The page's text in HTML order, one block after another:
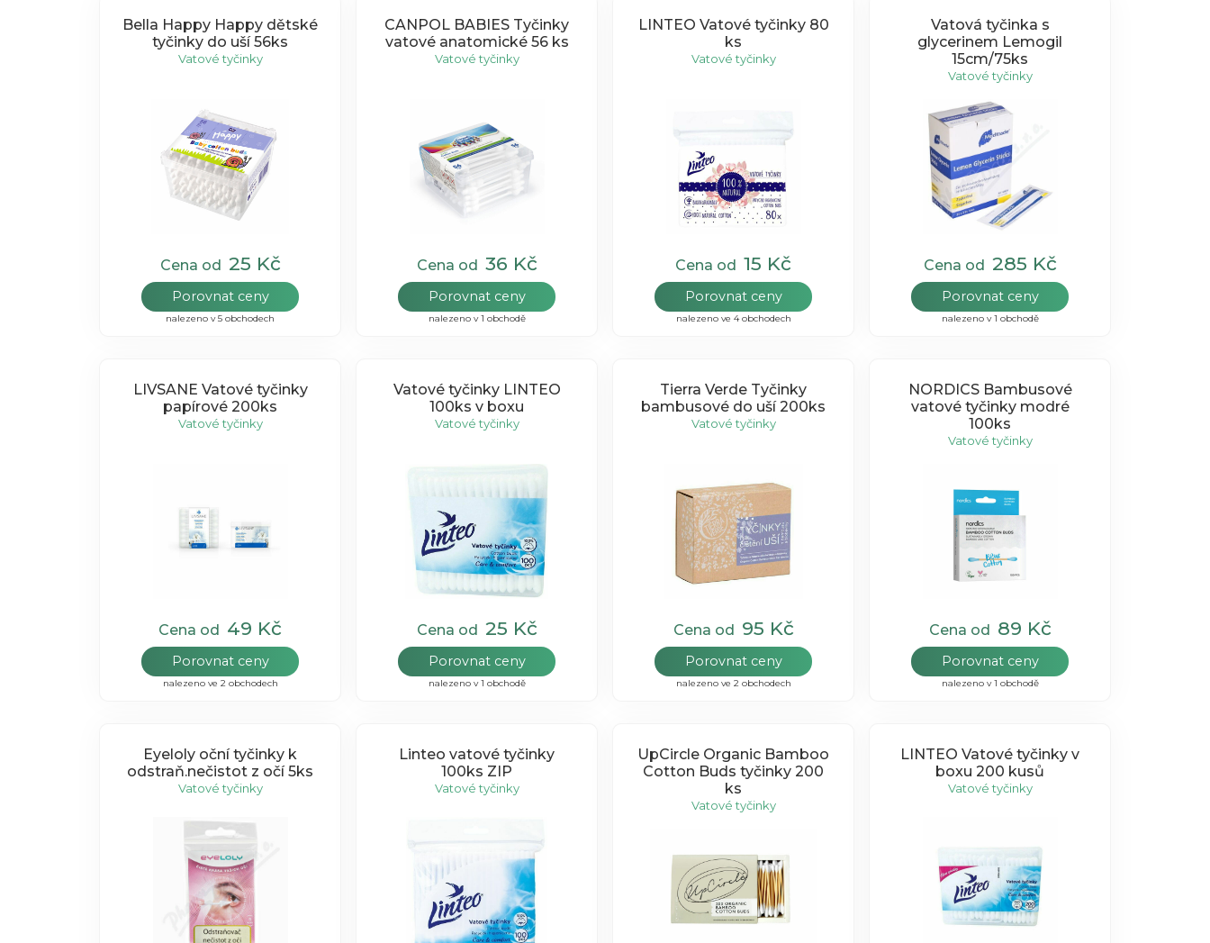
Bella Happy Happy dětské
tyčinky do uší 56ks
Vatové tyčinky
Cena od 25 Kč
Porovnat ceny
nalezeno v 5 obchodech
CANPOL BABIES Tyčinky
vatové anatomické 56 ks
Vatové tyčinky
Cena od 36 Kč
Porovnat ceny
nalezeno v 1 obchodě
LINTEO Vatové tyčinky 80
ks
Vatové tyčinky
Cena od 15 Kč
Porovnat ceny
nalezeno ve 4 obchodech
Vatová tyčinka s
glycerinem Lemogil
15cm/75ks
Vatové tyčinky
Cena od 285 Kč
Porovnat ceny
nalezeno v 1 obchodě
LIVSANE Vatové tyčinky
papírové 200ks
Vatové tyčinky
Cena od 49 Kč
Porovnat ceny
nalezeno ve 2 obchodech
Vatové tyčinky LINTEO
100ks v boxu
Vatové tyčinky
Cena od 25 Kč
Porovnat ceny
nalezeno v 1 obchodě
Tierra Verde Tyčinky
bambusové do uší 200ks
Vatové tyčinky
Cena od 95 Kč
Porovnat ceny
nalezeno ve 2 obchodech
NORDICS Bambusové
vatové tyčinky modré
100ks
Vatové tyčinky
Cena od 89 Kč
Porovnat ceny
nalezeno v 1 obchodě
Eyeloly oční tyčinky k
odstraň.nečistot z očí 5ks
Vatové tyčinky
Linteo vatové tyčinky
100ks ZIP
Vatové tyčinky
UpCircle Organic Bamboo
Cotton Buds tyčinky 200
ks
Vatové tyčinky
LINTEO Vatové tyčinky v
boxu 200 kusů
Vatové tyčinky